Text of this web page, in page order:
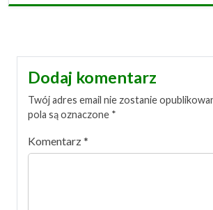
Dodaj komentarz
Twój adres email nie zostanie
pola są oznaczone *
Komentarz*